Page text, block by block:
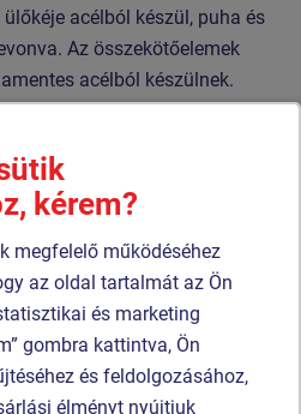
acélból készül, puha és
Az összekötőelemek
acélból készülnek.
termék
Termék - SEH-0004
Speciál ülőke (lánccal
együtt)
kérem?
megfelelő működéséhez
az oldal tartalmát az Ön
és marketing
gombra kattintva, Ön
és feldolgozásához,
élményt nyújtjuk